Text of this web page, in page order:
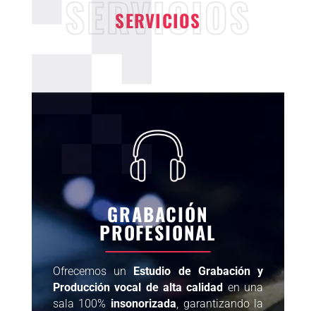
SERVICIOS
SERVICIOS
GRABACIÓN
PROFESIONAL
Ofrecemos un Estudio de Grabación y
Producción vocal de alta calidad en una
sala 100% insonorizada, garantizando la